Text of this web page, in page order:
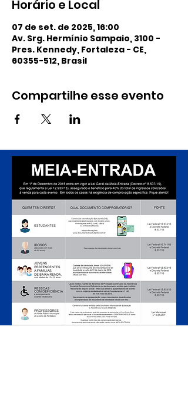
Horário e Local
07 de set. de 2025, 16:00
Av. Srg. Hermínio Sampaio, 3100 -
Pres. Kennedy, Fortaleza - CE,
60355-512, Brasil
Compartilhe esse evento